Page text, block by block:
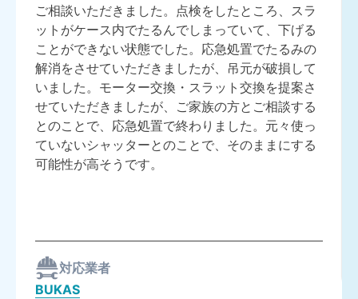
ご相談いただきました。点検をしたところ、スラ
ットがケース内でたるんでしまっていて、下げる
ことができない状態でした。応急処置でたるみの
解消をさせていただきましたが、吊元が破損して
いました。モーター交換・スラット交換を提案さ
せていただきましたが、ご家族の方とご相談する
とのことで、応急処置で終わりました。元々使っ
ていないシャッターとのことで、そのままにする
可能性が高そうです。
対応業者
BUKAS